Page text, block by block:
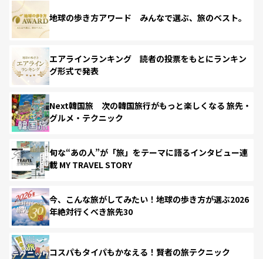
地球の歩き方アワード みんなで選ぶ、旅のベスト。
エアラインランキング 読者の投票をもとにランキン
グ形式で発表
Next韓国旅 次の韓国旅行がもっと楽しくなる 旅先・
グルメ・テクニック
旬な“あの人”が「旅」をテーマに語るインタビュー連
載 MY TRAVEL STORY
今、こんな旅がしてみたい！地球の歩き方が選ぶ2026
年絶対行くべき旅先30
コスパもタイパもかなえる！賢者の旅テクニック